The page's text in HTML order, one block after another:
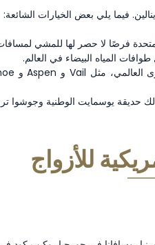
فيما يلي بعض الخيارات الشائعة:
فرصًا لا حصر لها للمشي
حديقة يوسمايت الوطنية وجوشوا
للأزواج